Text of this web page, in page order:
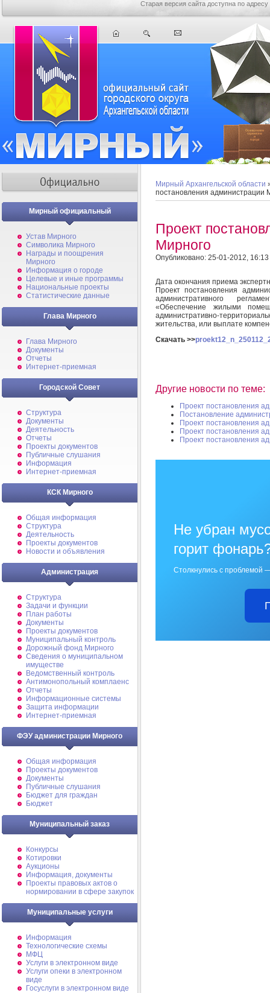
Старая версия сайта доступна по адресу
Мирный официальный
Устав Мирного
Символика Мирного
Награды и поощрения
Мирного
Информация о городе
Целевые и иные программы
Национальные проекты
Статистические данные
Глава Мирного
Глава Мирного
Документы
Отчеты
Интернет-приемная
Городской Совет
Структура
Документы
Деятельность
Отчеты
Проекты документов
Публичные слушания
Информация
Интернет-приемная
КСК Мирного
Общая информация
Структура
Деятельность
Проекты документов
Новости и объявления
Администрация
Структура
Задачи и функции
План работы
Документы
Проекты документов
Муниципальный контроль
Дорожный фонд Мирного
Cведения о муниципальном
имуществе
Ведомственный контроль
Антимонопольный комплаенс
Отчеты
Информационные системы
Защита информации
Интернет-приемная
ФЭУ администрации Мирного
Общая информация
Проекты документов
Документы
Публичные слушания
Бюджет для граждан
Бюджет
Муниципальный заказ
Конкурсы
Котировки
Аукционы
Информация, документы
Проекты правовых актов о
нормировании в сфере закупок
Муниципальные услуги
Информация
Технологические схемы
МФЦ
Услуги в электронном виде
Услуги опеки в электронном
виде
Госуслуги в электронном виде
Мирный Архангельской области
постановления администрации
Проект
Мирного
Опубликовано: 25-01-2012, 16:13
Дата окончания приема
Проект постановления
административного
«Обеспечение жилыми
административно-
жительства, или выплате
Скачать >>
Другие новости по теме:
Проект постановления
Постановление
Проект постановления
Проект постановления
Проект постановления
Не убран
горит
Столкнулись с проблемой